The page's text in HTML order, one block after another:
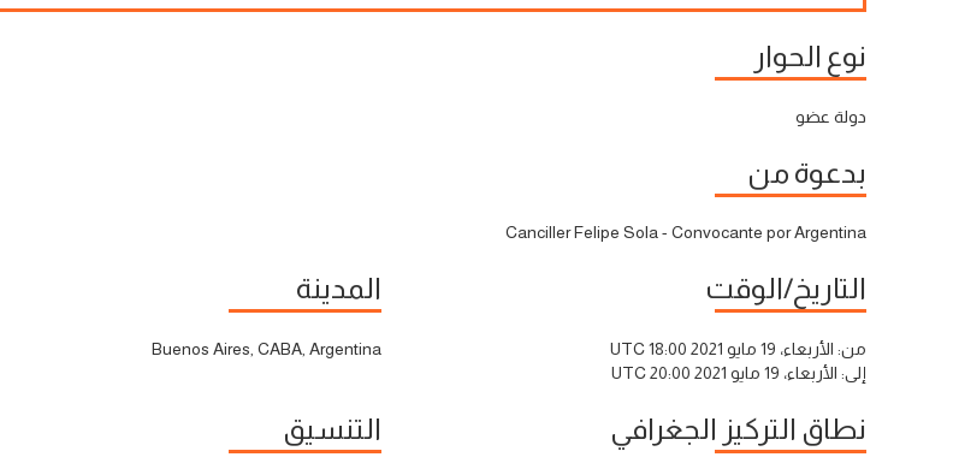
نوع الحوار
دولة عضو
بدعوة من
Canciller Felipe Sola - Convocante por Argentina
التاريخ/الوقت
من: الأربعاء، 19 مايو 2021 18:00 UTC
إلى: الأربعاء، 19 مايو 2021 20:00 UTC
المدينة
Buenos Aires, CABA, Argentina
نطاق التركيز الجغرافي التنسيق